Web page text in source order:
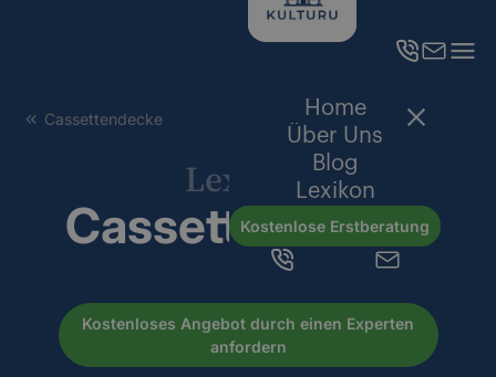
Home
Über Uns
Blog
Lexikon
Kostenlose Erstberatung
Cassettendecke
Lexikon
Cassettendecke
Kostenloses Angebot durch einen Experten
anfordern